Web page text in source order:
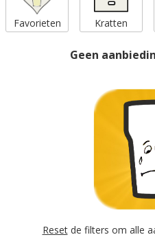
Favorieten Kratten
Geen
Resetde filters om alle